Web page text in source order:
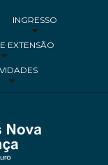
INGRESSO
EXTENSÃO